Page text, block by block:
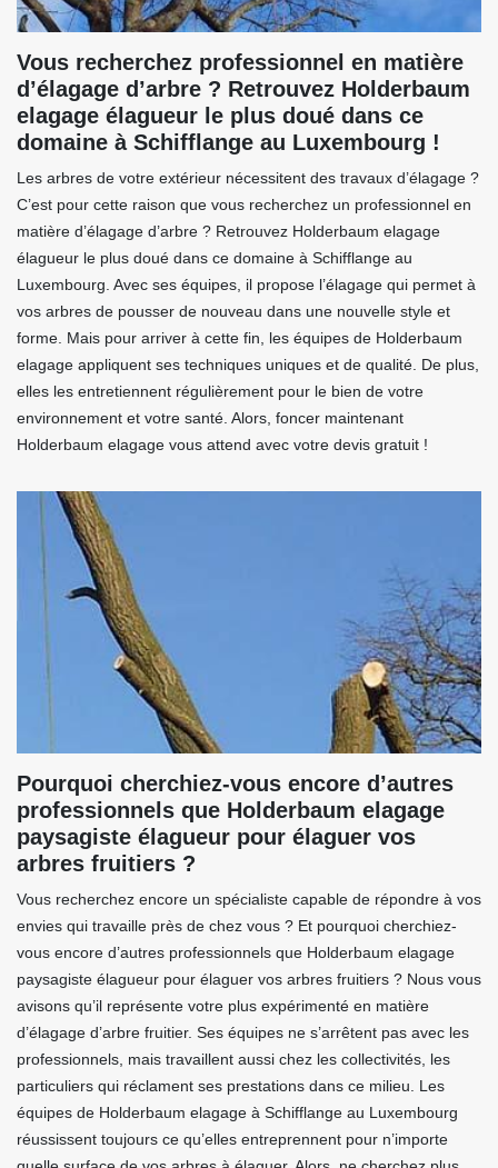
Vous recherchez professionnel en matière
d’élagage d’arbre ? Retrouvez Holderbaum
elagage élagueur le plus doué dans ce
domaine à Schifflange au Luxembourg !
Les arbres de votre extérieur nécessitent des travaux d’élagage ?
C’est pour cette raison que vous recherchez un professionnel en
matière d’élagage d’arbre ? Retrouvez Holderbaum elagage
élagueur le plus doué dans ce domaine à Schifflange au
Luxembourg. Avec ses équipes, il propose l’élagage qui permet à
vos arbres de pousser de nouveau dans une nouvelle style et
forme. Mais pour arriver à cette fin, les équipes de Holderbaum
elagage appliquent ses techniques uniques et de qualité. De plus,
elles les entretiennent régulièrement pour le bien de votre
environnement et votre santé. Alors, foncer maintenant
Holderbaum elagage vous attend avec votre devis gratuit !
Pourquoi cherchiez-vous encore d’autres
professionnels que Holderbaum elagage
paysagiste élagueur pour élaguer vos
arbres fruitiers ?
Vous recherchez encore un spécialiste capable de répondre à vos
envies qui travaille près de chez vous ? Et pourquoi cherchiez-
vous encore d’autres professionnels que Holderbaum elagage
paysagiste élagueur pour élaguer vos arbres fruitiers ? Nous vous
avisons qu’il représente votre plus expérimenté en matière
d’élagage d’arbre fruitier. Ses équipes ne s’arrêtent pas avec les
professionnels, mais travaillent aussi chez les collectivités, les
particuliers qui réclament ses prestations dans ce milieu. Les
équipes de Holderbaum elagage à Schifflange au Luxembourg
réussissent toujours ce qu’elles entreprennent pour n’importe